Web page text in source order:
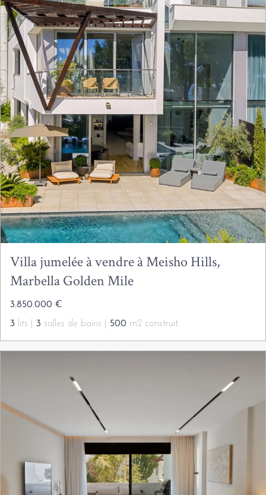
Villa jumelée à vendre à Meisho Hills,
Marbella Golden Mile
3.850.000 €
3 lits | 3 salles de bains | 500 m2 construit